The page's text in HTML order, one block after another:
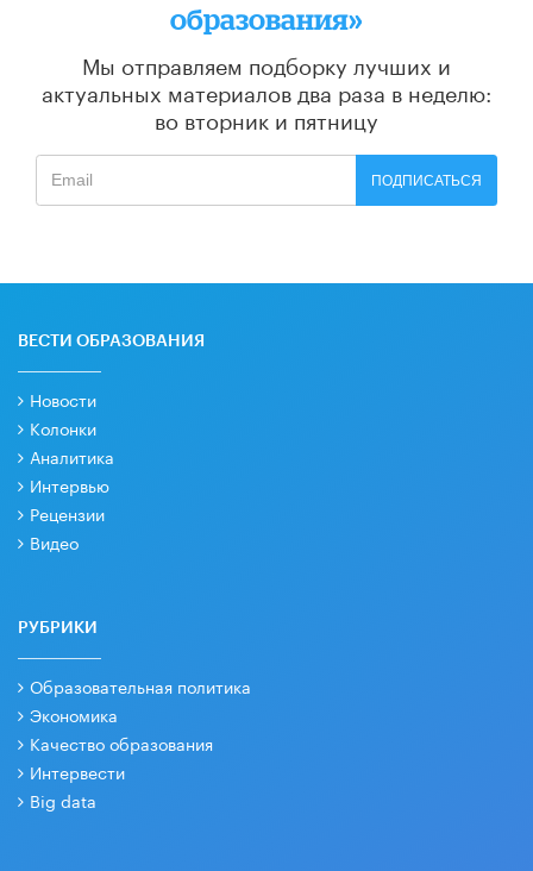
образования»
Мы отправляем подборку лучших и
актуальных материалов два раза в неделю:
во вторник и пятницу
ПОДПИСАТЬСЯ
ВЕСТИ ОБРАЗОВАНИЯ
Новости
Колонки
Аналитика
Интервью
Рецензии
Видео
РУБРИКИ
Образовательная политика
Экономика
Качество образования
Интервести
Big data